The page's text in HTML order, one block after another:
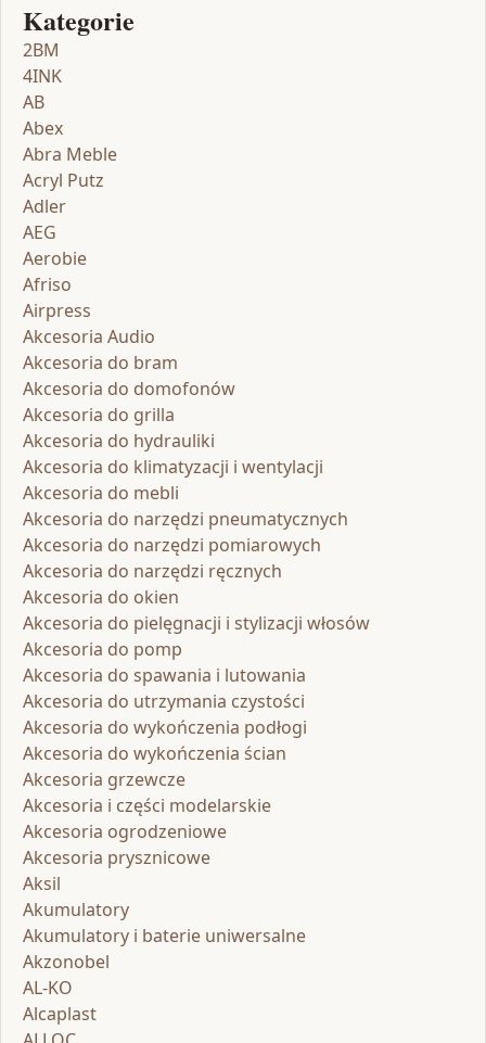
Kategorie
2BM
4INK
AB
Abex
Abra Meble
Acryl Putz
Adler
AEG
Aerobie
Afriso
Airpress
Akcesoria Audio
Akcesoria do bram
Akcesoria do domofonów
Akcesoria do grilla
Akcesoria do hydrauliki
Akcesoria do klimatyzacji i wentylacji
Akcesoria do mebli
Akcesoria do narzędzi pneumatycznych
Akcesoria do narzędzi pomiarowych
Akcesoria do narzędzi ręcznych
Akcesoria do okien
Akcesoria do pielęgnacji i stylizacji włosów
Akcesoria do pomp
Akcesoria do spawania i lutowania
Akcesoria do utrzymania czystości
Akcesoria do wykończenia podłogi
Akcesoria do wykończenia ścian
Akcesoria grzewcze
Akcesoria i części modelarskie
Akcesoria ogrodzeniowe
Akcesoria prysznicowe
Aksil
Akumulatory
Akumulatory i baterie uniwersalne
Akzonobel
AL-KO
Alcaplast